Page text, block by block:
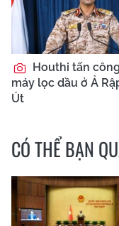
Houthi tấn
máy lọc dầu ở Ả
Út
CÓ THỂ BẠN